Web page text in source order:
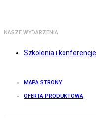
NASZE WYDARZENIA
Szkolenia i konferencje
MAPA STRONY
OFERTA PRODUKTOWA